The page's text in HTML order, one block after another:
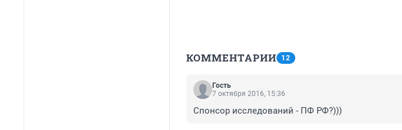
КОММЕНТАРИИ 12
Гость
7 октября 2016, 15:36
Спонсор исследований - ПФ РФ?)))